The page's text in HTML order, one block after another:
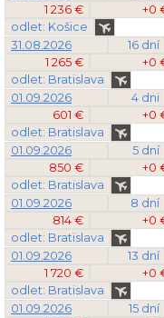
1 236 €
+0
odlet: Košice
31.08.2026
16 dní
1 265 €
+0
odlet: Bratislava
01.09.2026
4 dni
601 €
+0
odlet: Bratislava
01.09.2026
5 dní
850 €
+0
odlet: Bratislava
01.09.2026
8 dní
814 €
+0
odlet: Bratislava
01.09.2026
13 dní
1 720 €
+0
odlet: Bratislava
01.09.2026
15 dní